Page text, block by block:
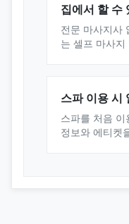
집에서 할 수
전문 마사지사
는 셀프 마사지
스파 이용 시
스파를 처음
정보와 에티켓